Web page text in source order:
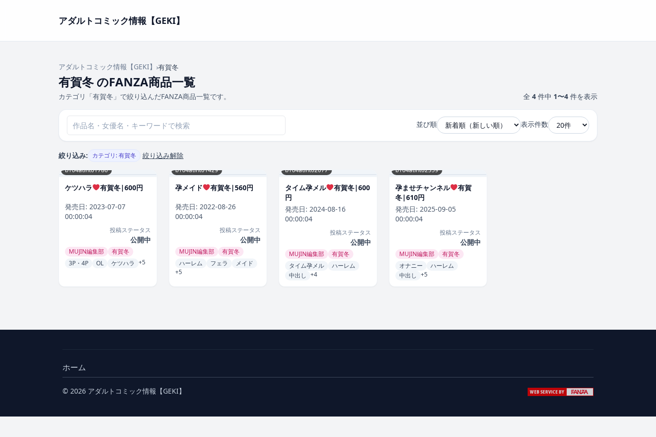
アダルトコミック情報【GEKI】
アダルトコミック情報【GEKI】 ›有賀冬
有賀冬 のFANZA商品一覧
カテゴリ「有賀冬」で絞り込んだFANZA商品一覧です。 全 4 件中 1〜4 件を表示
並び順 表示件数
絞り込み: カテゴリ: 有賀冬 絞り込み解除
b104atint01786
ケツハラ 有賀冬|600円
発売日: 2023-07-07
00:00:04
投稿ステータス
公開中
MUJIN編集部
有賀冬
3P・4P
OL ケツハラ +5
b104atint01429
孕メイド 有賀冬|560円
発売日: 2022-08-26
00:00:04
投稿ステータス
公開中
MUJIN編集部
有賀冬
ハーレム
フェラ
メイド
+5
b104atint02077
タイム孕メル
有賀冬|600
円
発売日: 2024-08-16
00:00:04
投稿ステータス
公開中
MUJIN編集部
有賀冬
タイム孕メル
ハーレム
中出し +4
b104atint02359
孕ませチャンネル
有賀
冬|610円
発売日: 2025-09-05
00:00:04
投稿ステータス
公開中
MUJIN編集部
有賀冬
オナニー
ハーレム
中出し +5
ホーム
© 2026 アダルトコミック情報【GEKI】